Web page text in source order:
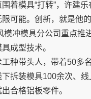
着模具“打转”，许建
可能。创新，就是他的
模冲模具分公司重点推
成型技术。
种带头人，带着50多
拆装模具100余次、
合格铝板零件。